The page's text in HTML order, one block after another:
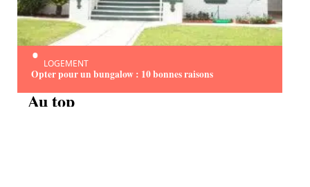
LOGEMENT
Opter pour un bungalow : 10 bonnes raisons
Au top